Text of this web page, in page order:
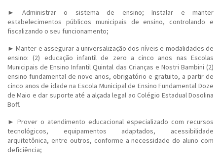
► Administrar o sistema de ensino; Instalar e manter
estabelecimentos públicos municipais de ensino, controlando e
fiscalizando o seu funcionamento;
► Manter e assegurar a universalização dos níveis e modalidades de
ensino: (2) educação infantil de zero a cinco anos nas Escolas
Municipais de Ensino Infantil Quintal das Crianças e Nostri Bambini (2)
ensino fundamental de nove anos, obrigatório e gratuito, a partir de
cinco anos de idade na Escola Municipal de Ensino Fundamental Doze
de Maio e dar suporte até a alçada legal ao Colégio Estadual Dosolina
Boff.
► Prover o atendimento educacional especializado com recursos
tecnológicos, equipamentos adaptados, acessibilidade
arquitetônica, entre outros, conforme a necessidade do aluno com
deficiência;